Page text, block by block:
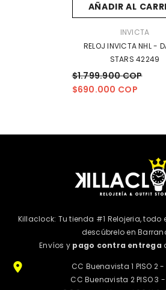
AÑADIR AL
INVICTA
RELOJ INVICTA NHL -
STARS 42249
$1.799.900 COP
$690.000 COP
Killaclock: Tu tienda #1 Relojeria, todo
descúbrelo en
Envíos y pago contra entrega
CC Buenavista 1 PISO 2 -
CC Buenavista 2 PISO 3 -